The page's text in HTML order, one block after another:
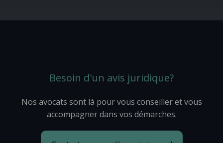
Besoin d'un avis juridique?
Nos avocats sont là pour vous conseiller et vous
accompagner dans vos démarches.